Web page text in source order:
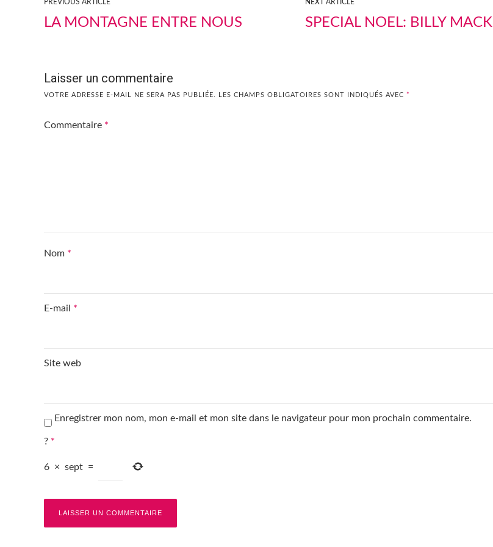
PREVIOUS ARTICLE
LA MONTAGNE ENTRE NOUS
NEXT ARTICLE
SPECIAL NOEL: BILLY MACK
Laisser un commentaire
VOTRE ADRESSE E-MAIL NE SERA PAS PUBLIÉE. LES CHAMPS OBLIGATOIRES SONT INDIQUÉS AVEC *
Commentaire *
Nom *
E-mail *
Site web
Enregistrer mon nom, mon e-mail et mon site dans le navigateur pour mon prochain commentaire.
? *
6 × sept =